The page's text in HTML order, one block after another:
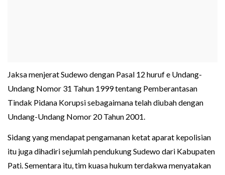
Jaksa menjerat Sudewo dengan Pasal 12 huruf e Undang-
Undang Nomor 31 Tahun 1999 tentang Pemberantasan
Tindak Pidana Korupsi sebagaimana telah diubah dengan
Undang-Undang Nomor 20 Tahun 2001.
Sidang yang mendapat pengamanan ketat aparat kepolisian
itu juga dihadiri sejumlah pendukung Sudewo dari Kabupaten
Pati. Sementara itu, tim kuasa hukum terdakwa menyatakan